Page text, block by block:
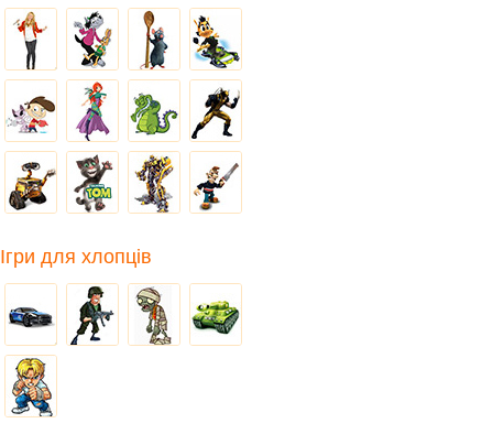
Ігри для хлопців